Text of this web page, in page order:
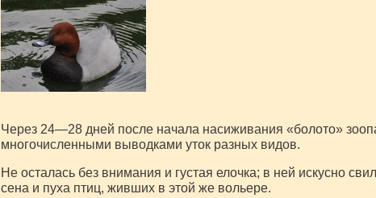
Через 24—28 дней после начала насиживания «болото»
многочисленными выводками уток разных видов.
Не осталась без внимания и густая елочка; в ней искусно
сена и пуха птиц, живших в этой же вольере.